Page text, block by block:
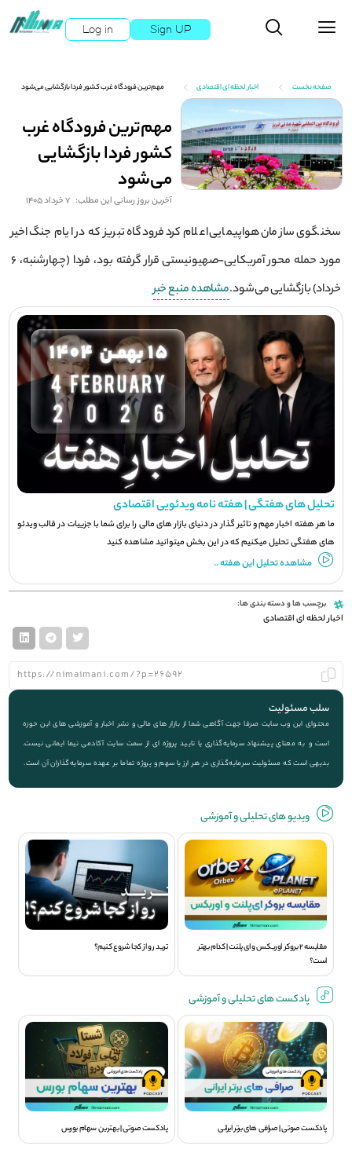
Log in Sign UP
صفحه نخست اخبار لحظه ای اقتصادی مهم‌ترین فرودگاه غرب کشور فردا بازگشایی می‌شود
مهم‌ترین فرودگاه غرب
کشور فردا بازگشایی
می‌شود
آخرین بروز رسانی این مطلب: 7 خرداد 1405
سخنگوی سازمان هواپیمایی اعلام کرد فرودگاه تبریز که در ایام جنگ اخیر
مورد حمله محور آمریکایی-صهیونیستی قرار گرفته بود، فردا (چهارشنبه، ۶
خرداد) بازگشایی می‌شود.مشاهده منبع خبر
تحلیل های هفتگی | هفته نامه ویدئویی اقتصادی
ما هر هفته اخبار مهم و تاثیر گذار در دنیای بازار های مالی را برای شما با جزيیات در قالب ویدئو
های هفتگی تحلیل میکنیم که در این بخش میتوانید مشاهده کنید
مشاهده تحلیل این هفته ..
برچسب ها و دسته بندی ها:
اخبار لحظه ای اقتصادی
سلب مسئولیت
محتوای این وب سایت صرفا جهت آگاهی شما از بازار های مالی و نشر اخبار و آموزشی های این حوزه
است و به معنای پیشنهاد سرمایه‌گذاری یا تایید پروژه ای از سمت سایت آکادمی نیما ایمانی نیست.
بدیهی است که مسئولیت سرمایه‌گذاری در هر ارز یا سهم و پروژه تماما بر عهده سرمایه‌گذاران آن است.
ویديو های تحلیلی و آموزشی
مقایسه 2 بروکر اوربکس و ای پلنت | کدام بهتر
است؟
ترید رو از کجا شروع کنیم؟
پادکست های تحلیلی و آموزشی
پادکست صوتی | صرافی های برتر ایرانی پادکست صوتی | بهترین سهام بورس